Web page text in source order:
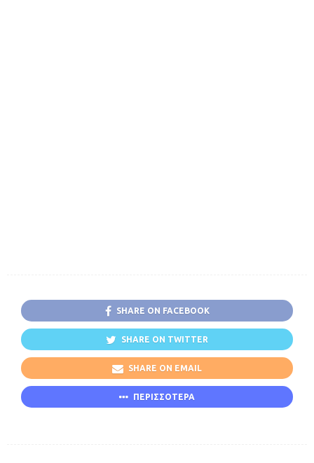
SHARE ON FACEBOOK
SHARE ON TWITTER
SHARE ON EMAIL
ΠΕΡΙΣΣΟΤΕΡΑ